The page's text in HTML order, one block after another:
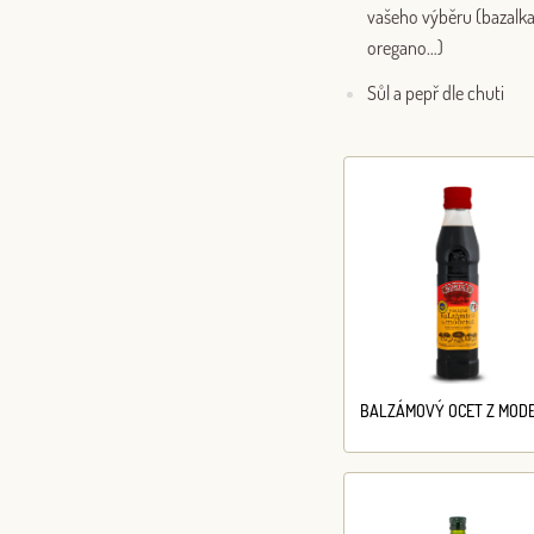
vašeho výběru
oregano…)
Sůl a pepř dle chuti
BALZÁMOVÝ OCET Z